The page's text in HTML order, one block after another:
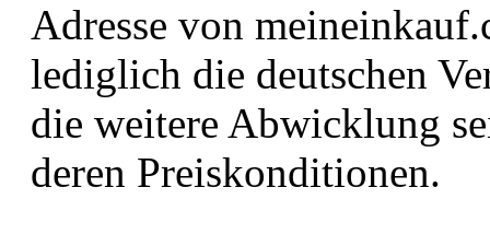
Adresse von
lediglich die deutschen
die weitere Abwicklung
deren Preiskonditionen.